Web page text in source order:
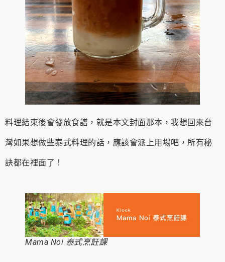
料理結束後會發放食譜，就是本文封面那本，我想回來台
灣如果想做些泰式料理的話，應該會派上用場吧，所有秘
訣都在裡面了！
Mama Noi 泰式烹飪課